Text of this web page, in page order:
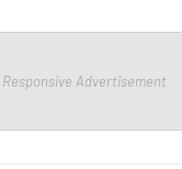
Responsive Advertisement